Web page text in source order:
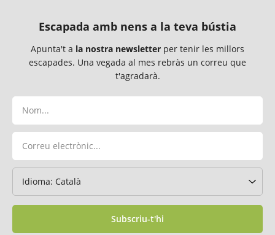
Escapada amb nens a la teva bústia
Apunta't a la nostra newsletter per tenir les millors
escapades. Una vegada al mes rebràs un correu que
t'agradarà.
Subscriu-t'hi